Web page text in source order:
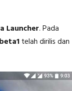
Launcher. Pada
telah dirilis dan